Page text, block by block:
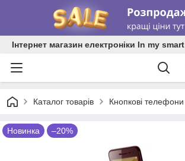
Інтернет магазин електроніки In my smart
Каталог товарів Кнопкові телефони
Новинка –20%